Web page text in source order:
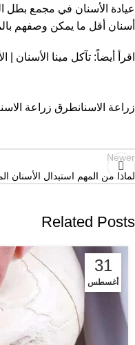
عيادة الأسنان في مجمع
أسنان أقل ما يمكن وصفهم
اقرأ أيضاً: تآكل مينا الأسنان |
زراعة الاسنانطرق زراعة
Newer
لماذا من المهم استبدال الأسنان
Related Posts
31
أغسطس